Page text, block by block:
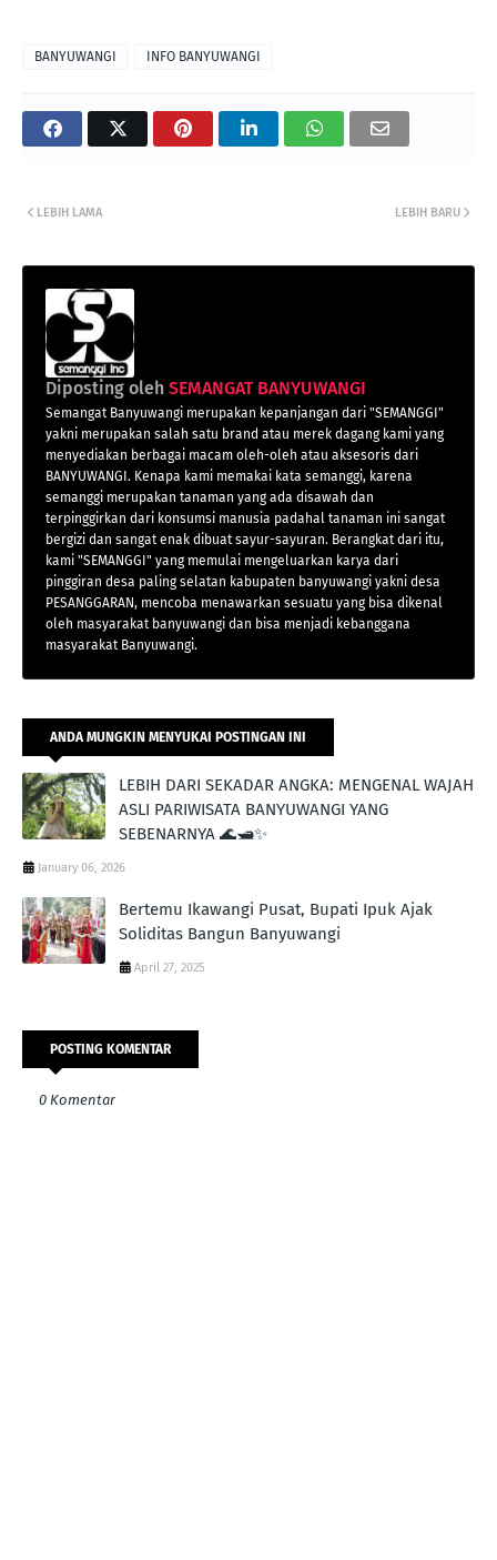
BANYUWANGI INFO BANYUWANGI
LEBIH BARU
LEBIH LAMA
Diposting oleh SEMANGAT BANYUWANGI
Semangat Banyuwangi merupakan kepanjangan dari "SEMANGGI"
yakni merupakan salah satu brand atau merek dagang kami yang
menyediakan berbagai macam oleh-oleh atau aksesoris dari
BANYUWANGI. Kenapa kami memakai kata semanggi, karena
semanggi merupakan tanaman yang ada disawah dan
terpinggirkan dari konsumsi manusia padahal tanaman ini sangat
bergizi dan sangat enak dibuat sayur-sayuran. Berangkat dari itu,
kami "SEMANGGI" yang memulai mengeluarkan karya dari
pinggiran desa paling selatan kabupaten banyuwangi yakni desa
PESANGGARAN, mencoba menawarkan sesuatu yang bisa dikenal
oleh masyarakat banyuwangi dan bisa menjadi kebanggana
masyarakat Banyuwangi.
ANDA MUNGKIN MENYUKAI POSTINGAN INI
LEBIH DARI SEKADAR ANGKA: MENGENAL WAJAH
ASLI PARIWISATA BANYUWANGI YANG
SEBENARNYA 🌊🛥️✨
January 06, 2026
Bertemu Ikawangi Pusat, Bupati Ipuk Ajak
Soliditas Bangun Banyuwangi
April 27, 2025
POSTING KOMENTAR
0 Komentar